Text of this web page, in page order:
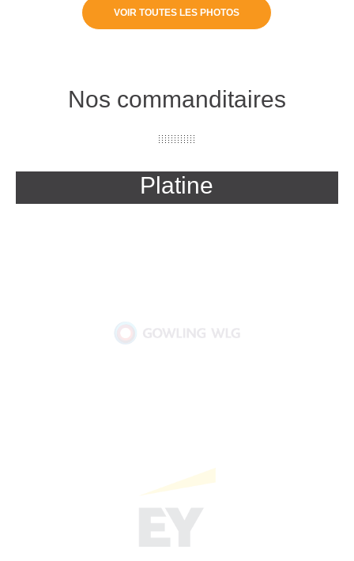
VOIR TOUTES LES PHOTOS
Nos commanditaires
Platine